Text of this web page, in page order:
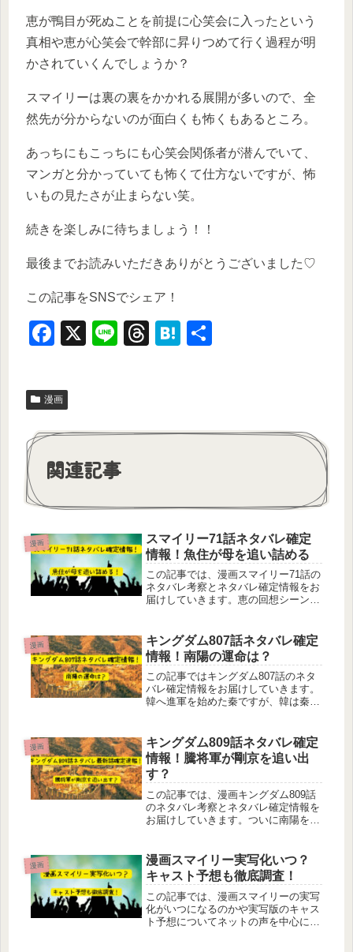
恵が鴨目が死ぬことを前提に心笑会に入ったという
真相や恵が心笑会で幹部に昇りつめて行く過程が明
かされていくんでしょうか？
スマイリーは裏の裏をかかれる展開が多いので、全
然先が分からないのが面白くも怖くもあるところ。
あっちにもこっちにも心笑会関係者が潜んでいて、
マンガと分かっていても怖くて仕方ないですが、怖
いもの見たさが止まらない笑。
続きを楽しみに待ちましょう！！
最後までお読みいただきありがとうございました♡
この記事をSNSでシェア！
F
c
e
b
o
o
k
X
Li
T
d
H
a
漫画
関連記事
漫画
スマイリー71話ネタバレ確定
情報！魚住が母を追い詰める
この記事では、漫画スマイリー71話の
ネタバレ考察とネタバレ確定情報をお
届けしていきます。恵の回想シーン
乱気味のぽんずです（←）。ジワジワ
と心笑会を追い詰めている感はあるも
の...
漫画
キングダム807話ネタバレ確定
情報！南陽の運命は？
この記事ではキングダム807話のネタ
バレ確定情報をお届けしていきます。
韓へ進軍を始めた秦ですが、韓は秦の
その数26万。これには羌カイと騰の策
略が大きく関係していました。どん...
漫画
キングダム809話ネタバレ確定
情報！騰将軍が剛京を追い出
す？
この記事では、漫画キングダム809話
のネタバレ考察とネタバレ確定情報を
お届けしていきます。ついに南陽を平
陽の民の心も掌握していこうとしてい
た矢先に、咸陽から新しい長官・剛
京...
漫画
漫画スマイリー実写化いつ？
キャスト予想も徹底調査！
この記事では、漫画スマイリーの実写
化がいつになるのかや実写版のキャス
ト予想についてネットの声を中心に調